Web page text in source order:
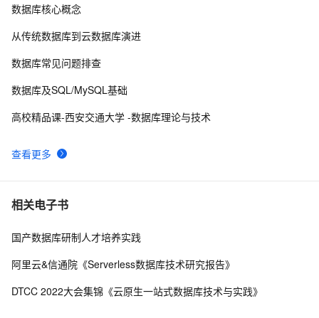
10Script:收集数据库中用户的角色和表空间等信息
查看更多
数据库核心概念
从传统数据库到云数据库演进
数据库常见问题排查
数据库及SQL/MySQL基础
高校精品课-西安交通大学 -数据库理论与技术
相关电子书
国产数据库研制人才培养实践
阿里云&信通院《Serverless数据库技术研究报告》
DTCC 2022大会集锦《云原生一站式数据库技术与实践》